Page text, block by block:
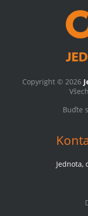
Copyright © 2026
Buďte
Jednota,